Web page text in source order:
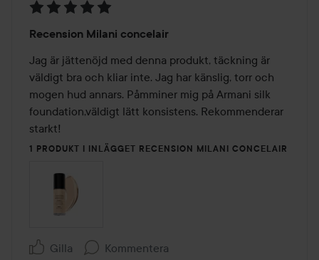
5
av
5
Recension Milani concelair
Jag är jättenöjd med denna produkt, täckning är
väldigt bra och kliar inte. Jag har känslig, torr och
mogen hud annars. Påmminer mig på Armani silk
foundation,väldigt lätt konsistens. Rekommenderar
starkt!
1 PRODUKT I INLÄGGET RECENSION MILANI CONCELAIR
Gilla Kommentera